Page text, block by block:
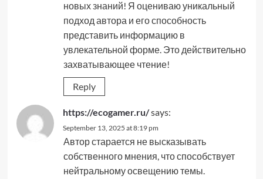
новых знаний! Я оцениваю уникальный
подход автора и его способность
представить информацию в
увлекательной форме. Это действительно
захватывающее чтение!
Reply
https://ecogamer.ru/says:
September 13, 2025 at 8:19 pm
Автор старается не высказывать
собственного мнения, что способствует
нейтральному освещению темы.